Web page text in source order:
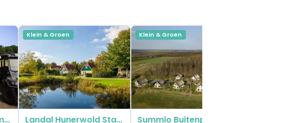
De Bosrand Farmcamps
Klein & Groen
Landal Hunerwold State
Klein & Groen